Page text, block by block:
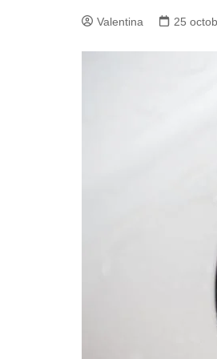
Valentina 25